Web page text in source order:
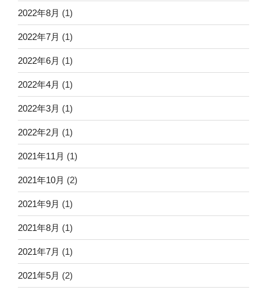
2022年8月 (1)
2022年7月 (1)
2022年6月 (1)
2022年4月 (1)
2022年3月 (1)
2022年2月 (1)
2021年11月 (1)
2021年10月 (2)
2021年9月 (1)
2021年8月 (1)
2021年7月 (1)
2021年5月 (2)